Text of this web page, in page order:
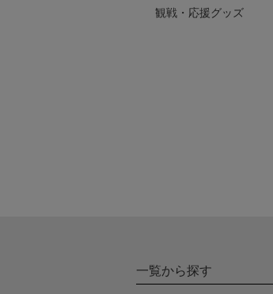
観戦・応援グッズ
一覧から探す